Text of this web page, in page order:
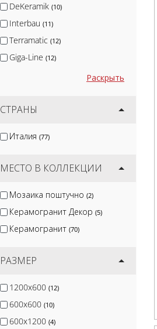
DeKeramik (10)
Interbau (11)
Terramatic (12)
Giga-Line (12)
Isla (14)
Jano Tiles (17)
Раскрыть
СТРАНЫ
Италия (77)
МЕСТО В КОЛЛЕКЦИИ
Мозаика поштучно (2)
Керамогранит Декор (5)
Керамогранит (70)
РАЗМЕР
1200x600 (12)
600x600 (10)
600x1200 (4)